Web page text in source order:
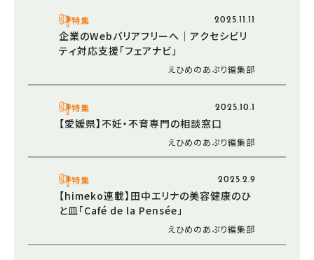
特集 2025.11.11
企業のWebバリアフリーへ｜アクセシビリ
ティ対応支援「フェアナビ」
えひめのあぷり編集部
特集 2025.10.1
【愛媛県】不妊・不育専門の相談窓口
えひめのあぷり編集部
特集 2025.2.9
【himeko連載】田中エリナの美容健康のひ
と皿「Café de la Pensée」
えひめのあぷり編集部